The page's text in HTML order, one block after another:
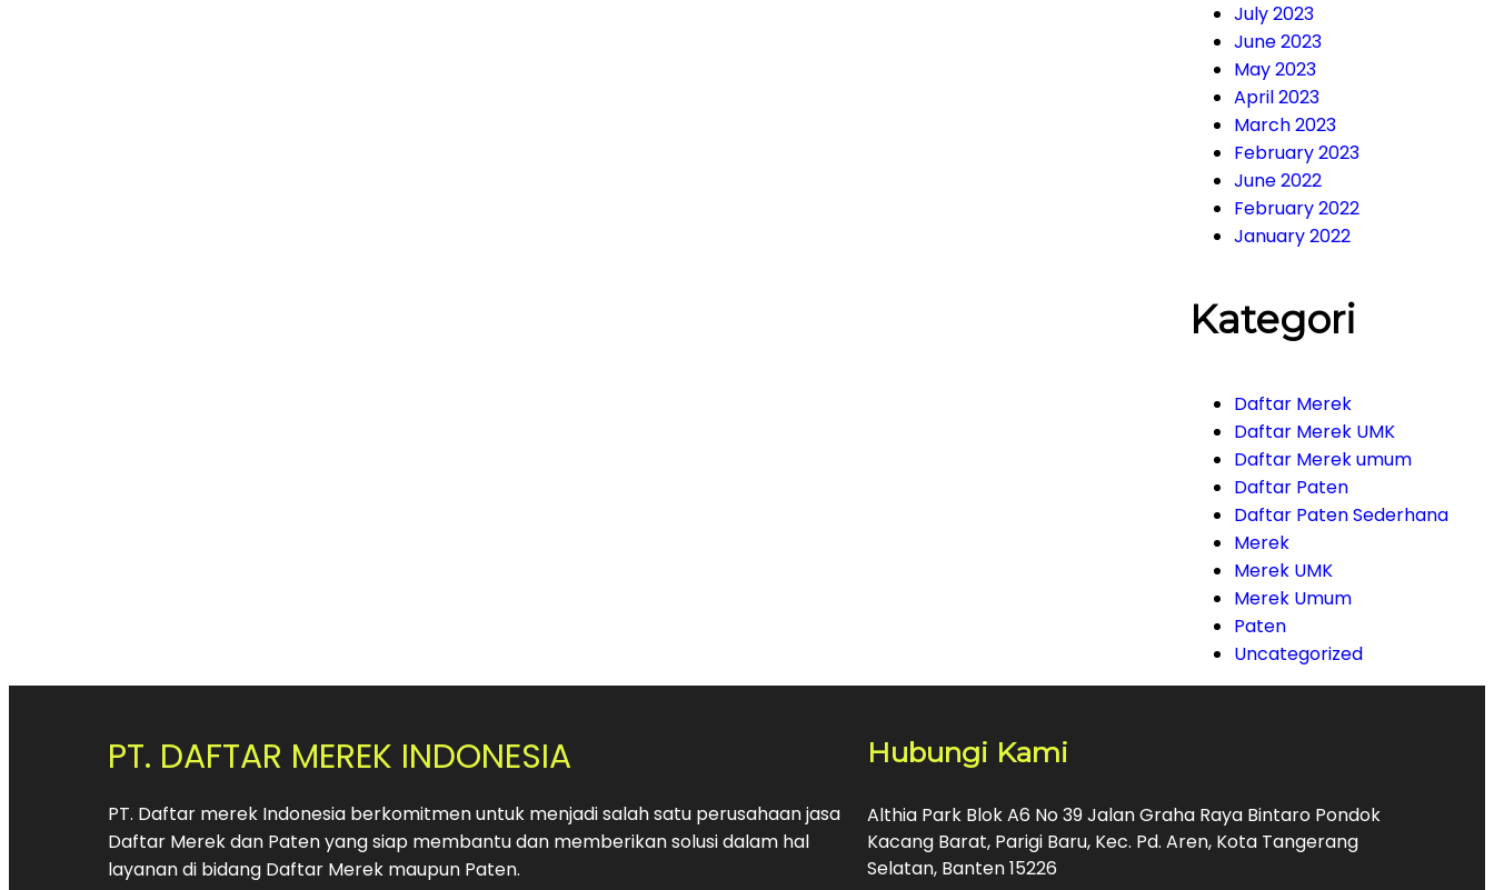
July 2023
June 2023
May 2023
April 2023
March 2023
February 2023
June 2022
February 2022
January 2022
Kategori
Daftar Merek
Daftar Merek UMK
Daftar Merek umum
Daftar Paten
Daftar Paten Sederhana
Merek
Merek UMK
Merek Umum
Paten
Uncategorized
PT. DAFTAR MEREK INDONESIA
PT. Daftar merek Indonesia berkomitmen untuk menjadi salah satu perusahaan jasa
Daftar Merek dan Paten yang siap membantu dan memberikan solusi dalam hal
layanan di bidang Daftar Merek maupun Paten.
Hubungi Kami
Althia Park Blok A6 No 39 Jalan Graha Raya Bintaro Pondok
Kacang Barat, Parigi Baru, Kec. Pd. Aren, Kota Tangerang
Selatan, Banten 15226